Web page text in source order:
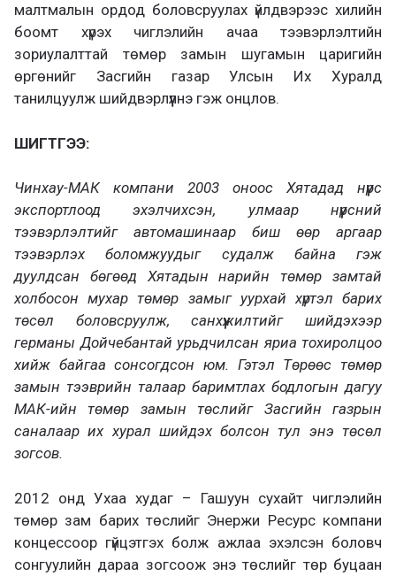
малтмалын ордод боловсруулах үйлдвэрээс хилийн
боомт хүрэх чиглэлийн ачаа тээвэрлэлтийн
зориулалттай төмөр замын шугамын царигийн
өргөнийг Засгийн газар Улсын Их Хуралд
танилцуулж шийдвэрлүүлнэ гэж онцлов.
ШИГТГЭЭ:
Чинхау-МАК компани 2003 оноос Хятадад нүүрс
экспортлоод эхэлчихсэн, улмаар нүүрсний
тээвэрлэлтийг автомашинаар биш өөр аргаар
тээвэрлэх боломжуудыг судалж байна гэж
дуулдсан бөгөөд Хятадын нарийн төмөр замтай
холбосон мухар төмөр замыг уурхай хүртэл барих
төсөл боловсруулж, санхүүжилтийг шийдэхээр
германы Дойчебантай урьдчилсан яриа тохиролцоо
хийж байгаа сонсогдсон юм. Гэтэл Төрөөс төмөр
замын тээврийн талаар баримтлах бодлогын дагуу
МАК-ийн төмөр замын төслийг Засгийн газрын
саналаар их хурал шийдэх болсон тул энэ төсөл
зогсов.
2012 онд Ухаа худаг – Гашуун сухайт чиглэлийн
төмөр зам барих төслийг Энержи Ресурс компани
концессоор гүйцэтгэх болж ажлаа эхэлсэн боловч
сонгуулийн дараа зогсоож энэ төслийг төр буцаан